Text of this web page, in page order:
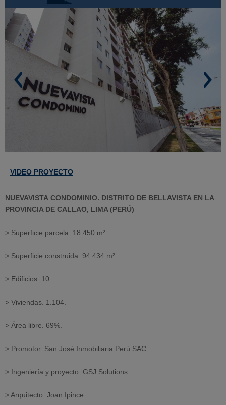
VIDEO PROYECTO
NUEVAVISTA CONDOMINIO. DISTRITO DE BELLAVISTA EN LA
PROVINCIA DE CALLAO, LIMA (PERÚ)
> Superficie parcela. 18.450 m².
> Superficie construida. 94.434 m².
> Edificios. 10.
> Viviendas. 1.104.
> Área libre. 69%.
> Promotor. San José Inmobiliaria Perú SAC.
> Ingeniería y proyecto. GSJ Solutions.
> Arquitecto. Joan Ipince.